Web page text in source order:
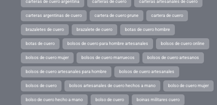
carteras de cuero argentina carteras de cuero carteras artesanales de cuero
carteras argentinas de cuero cartera de cuero prune cartera de cuero
brazaletes de cuero brazalete de cuero botas de cuero hombre
botas de cuero bolsos de cuero para hombre artesanales bolsos de cuero online
bolsos de cuero mujer bolsos de cuero marruecos bolsos de cuero artesanos
bolsos de cuero artesanales para hombre bolsos de cuero artesanales
bolsos de cuero bolsos artesanales de cuero hechos a mano bolso de cuero mujer
bolso de cuero hecho a mano bolso de cuero boinas militares cuero